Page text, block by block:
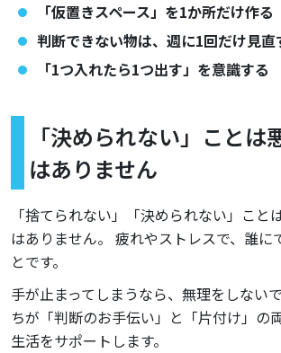
「仮置きスペース」を1か所だけ作る
判断できない物は、週に1回だけ見直
「1つ入れたら1つ出す」を意識する
「決められない」ことは
はありません
「捨てられない」「決められない」こと
はありません。 疲れやストレスで、誰に
とです。
手が止まってしまうなら、無理をしない
ちが「判断のお手伝い」と「片付け」の
生活をサポートします。